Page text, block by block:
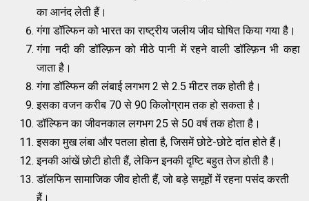
का आनंद लेती हैं।
गंगा डॉल्फिन को भारत का राष्ट्रीय जलीय जीव घोषित किया गया है।
गंगा नदी की डॉल्फ़िन को मीठे पानी में रहने वाली डॉल्फ़िन भी कहा
जाता है।
गंगा डॉल्फिन की लंबाई लगभग 2 से 2.5 मीटर तक होती है।
इसका वजन करीब 70 से 90 किलोग्राम तक हो सकता है।
डॉल्फिन का जीवनकाल लगभग 25 से 50 वर्ष तक होता है।
इसका मुख लंबा और पतला होता है, जिसमें छोटे-छोटे दांत होते हैं।
इनकी आंखें छोटी होती हैं, लेकिन इनकी दृष्टि बहुत तेज होती है।
डॉलफिन सामाजिक जीव होती हैं, जो बड़े समूहों में रहना पसंद करती
हैं।